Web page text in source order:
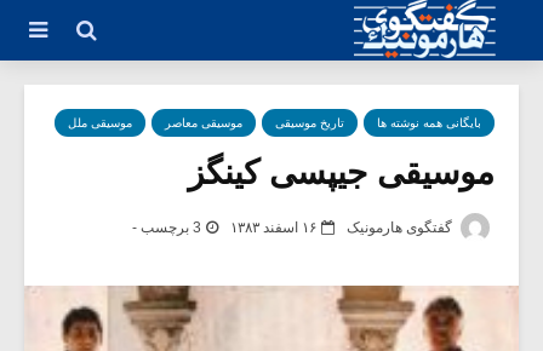
بایگانی همه نوشته ها تاریخ موسیقی موسیقی معاصر موسیقی ملل
موسیقی جیپسی کینگز
گفتگوی هارمونیک ۱۶ اسفند ۱۳۸۳ 3 برچسب -